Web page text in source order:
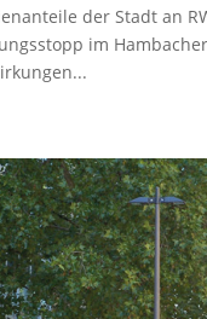
der Stadt an
im